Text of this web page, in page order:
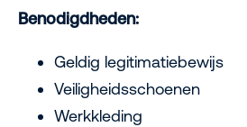
Benodigdheden:
Geldig legitimatiebewijs
Veiligheidsschoenen
Werkkleding